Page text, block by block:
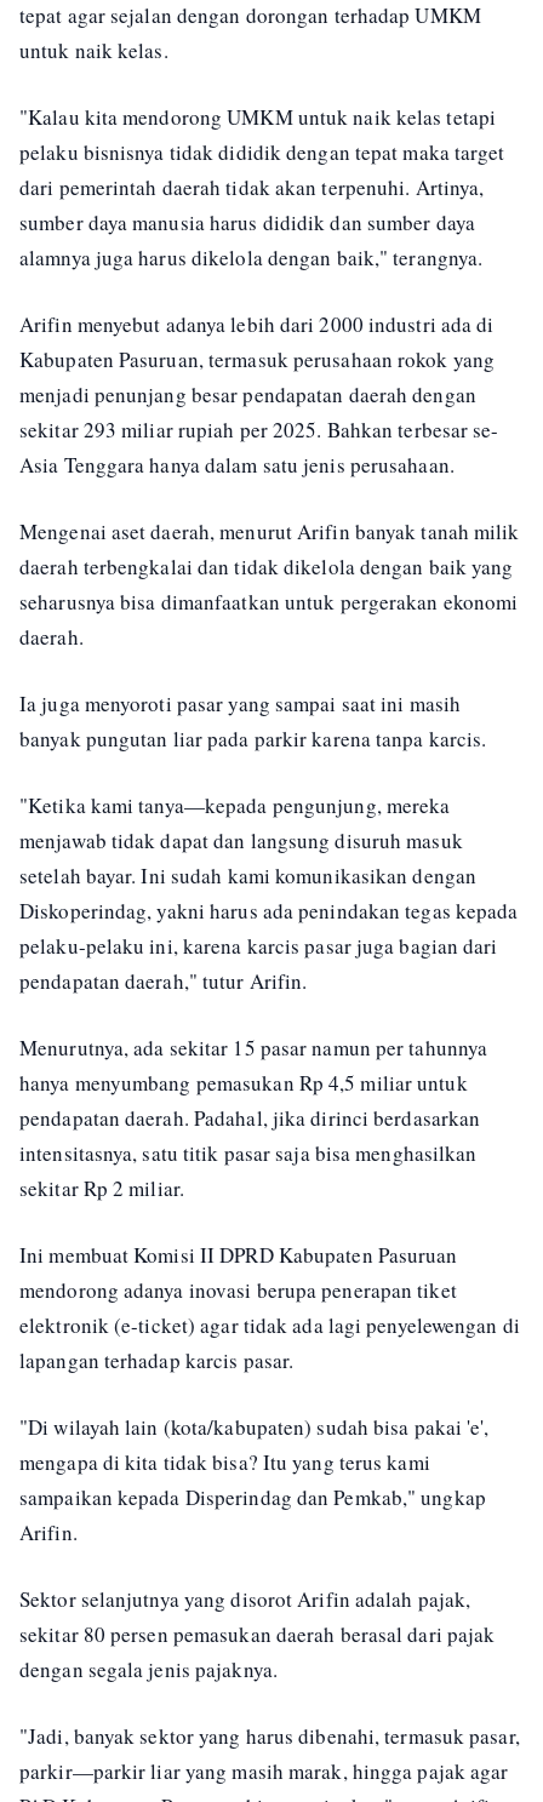
tepat agar sejalan dengan dorongan terhadap UMKM
untuk naik kelas.
"Kalau kita mendorong UMKM untuk naik kelas tetapi
pelaku bisnisnya tidak dididik dengan tepat maka target
dari pemerintah daerah tidak akan terpenuhi. Artinya,
sumber daya manusia harus dididik dan sumber daya
alamnya juga harus dikelola dengan baik," terangnya.
Arifin menyebut adanya lebih dari 2000 industri ada di
Kabupaten Pasuruan, termasuk perusahaan rokok yang
menjadi penunjang besar pendapatan daerah dengan
sekitar 293 miliar rupiah per 2025. Bahkan terbesar se-
Asia Tenggara hanya dalam satu jenis perusahaan.
Mengenai aset daerah, menurut Arifin banyak tanah milik
daerah terbengkalai dan tidak dikelola dengan baik yang
seharusnya bisa dimanfaatkan untuk pergerakan ekonomi
daerah.
Ia juga menyoroti pasar yang sampai saat ini masih
banyak pungutan liar pada parkir karena tanpa karcis.
"Ketika kami tanya—kepada pengunjung, mereka
menjawab tidak dapat dan langsung disuruh masuk
setelah bayar. Ini sudah kami komunikasikan dengan
Diskoperindag, yakni harus ada penindakan tegas kepada
pelaku-pelaku ini, karena karcis pasar juga bagian dari
pendapatan daerah," tutur Arifin.
Menurutnya, ada sekitar 15 pasar namun per tahunnya
hanya menyumbang pemasukan Rp 4,5 miliar untuk
pendapatan daerah. Padahal, jika dirinci berdasarkan
intensitasnya, satu titik pasar saja bisa menghasilkan
sekitar Rp 2 miliar.
Ini membuat Komisi II DPRD Kabupaten Pasuruan
mendorong adanya inovasi berupa penerapan tiket
elektronik (e-ticket) agar tidak ada lagi penyelewengan di
lapangan terhadap karcis pasar.
"Di wilayah lain (kota/kabupaten) sudah bisa pakai 'e',
mengapa di kita tidak bisa? Itu yang terus kami
sampaikan kepada Disperindag dan Pemkab," ungkap
Arifin.
Sektor selanjutnya yang disorot Arifin adalah pajak,
sekitar 80 persen pemasukan daerah berasal dari pajak
dengan segala jenis pajaknya.
"Jadi, banyak sektor yang harus dibenahi, termasuk pasar,
parkir—parkir liar yang masih marak, hingga pajak agar